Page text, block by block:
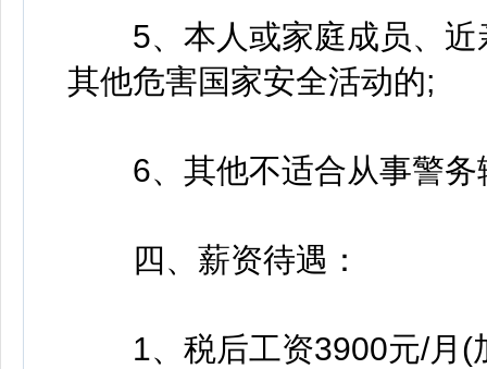
5、本人或家庭成员、近
其他危害国家安全活动的;
6、其他不适合从事警务
四、薪资待遇：
1、税后工资3900元/月(